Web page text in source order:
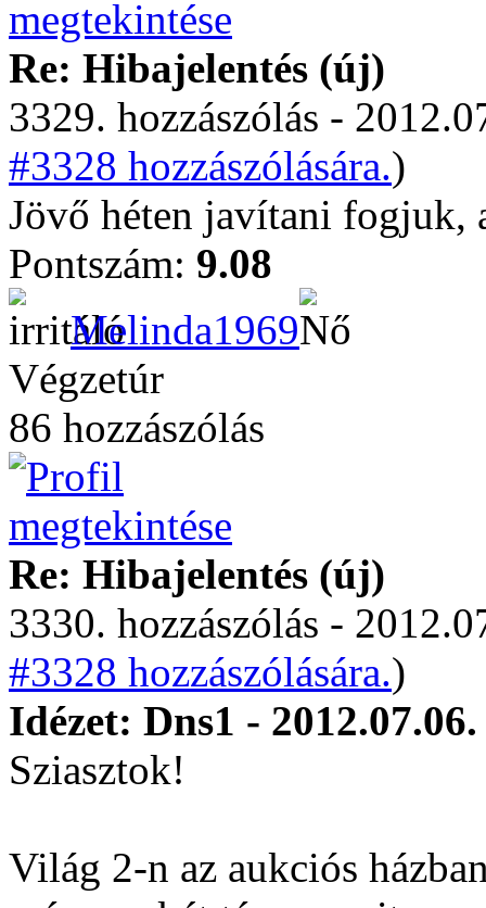
Re: Hibajelentés (új)
3329. hozzászólás -
#3328 hozzászólására.)
Jövő héten javítani fogjuk,
Pontszám: 9.08
Melinda1969
Végzetúr
86 hozzászólás
Re: Hibajelentés (új)
3330. hozzászólás -
#3328 hozzászólására.)
Idézet: Dns1 -
Sziasztok!
Világ 2-n az aukciós